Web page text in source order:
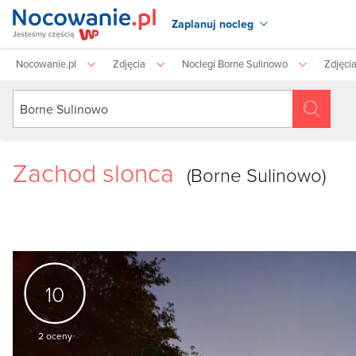
Zaplanuj nocleg
Nocowanie.pl Zdjęcia Noclegi Borne Sulinowo
Zachod slonca (Borne Sulinowo)
10
2oceny